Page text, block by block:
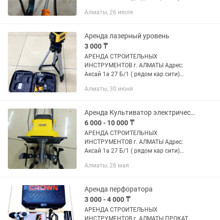
рабочем состоянии Надежный
Доставка по городу...
Алматы, 26 июля
Аренда лазерный уровень
3 000 ₸
АРЕНДА СТРОИТЕЛЬНЫХ
ИНСТРУМЕНТОВ г. АЛМАТЫ Адрес:
Аксай 1а 27 Б/1 ( рядом кар сити)
рабочем состоянии Надежный
Доставка по городу...
Алматы, 30 июня
Аренда Культиватор электрический бензиновый
6 000 - 10 000 ₸
АРЕНДА СТРОИТЕЛЬНЫХ
ИНСТРУМЕНТОВ г. АЛМАТЫ Адрес:
Аксай 1а 27 Б/1 ( рядом кар сити)
рабочем состоянии Надёжный
Доставка по городу...
Алматы, 28 мая
Аренда перфоратора
3 000 - 4 000 ₸
АРЕНДА СТРОИТЕЛЬНЫХ
ИНСТРУМЕНТОВ г. АЛМАТЫ ПРОКАТ